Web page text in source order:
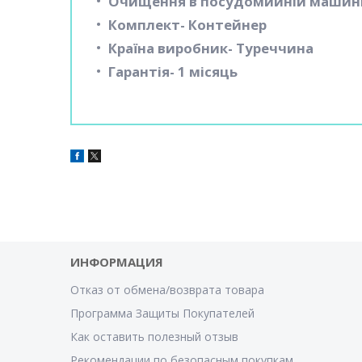
Комплект- Контейнер
Країна виробник- Туреччина
Гарантія- 1 місяць
ИНФОРМАЦИЯ
Отказ от обмена/возврата товара
Программа Защиты Покупателей
Как оставить полезный отзыв